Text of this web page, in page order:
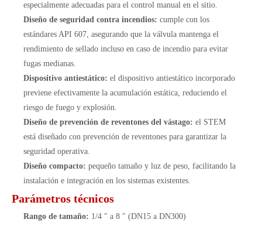
especialmente adecuadas para el control manual en el sitio.
Diseño de seguridad contra incendios: cumple con los
estándares API 607, asegurando que la válvula mantenga el
rendimiento de sellado incluso en caso de incendio para evitar
fugas medianas.
Dispositivo antiestático: el dispositivo antiestático incorporado
previene efectivamente la acumulación estática, reduciendo el
riesgo de fuego y explosión.
Diseño de prevención de reventones del vástago: el STEM
está diseñado con prevención de reventones para garantizar la
seguridad operativa.
Diseño compacto: pequeño tamaño y luz de peso, facilitando la
instalación e integración en los sistemas existentes.
Parámetros técnicos
Rango de tamaño: 1/4 ″ a 8 ″ (DN15 a DN300)